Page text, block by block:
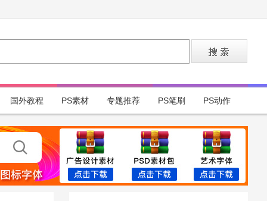
国外教程 PS素材 专题推荐 PS笔刷 PS动作